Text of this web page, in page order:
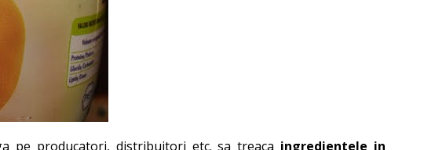
pe producatori, distribuitori etc. sa treaca ingredientele in